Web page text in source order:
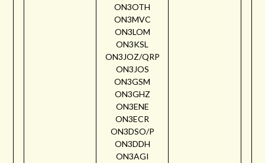
ON3OTH
ON3MVC
ON3LOM
ON3KSL
ON3JOZ/QRP
ON3JOS
ON3GSM
ON3GHZ
ON3ENE
ON3ECR
ON3DSO/P
ON3DDH
ON3AGI